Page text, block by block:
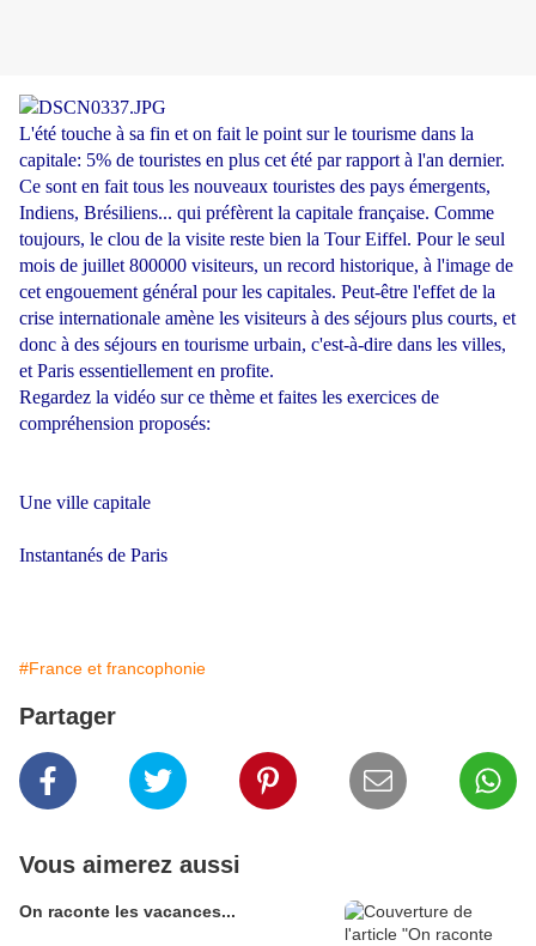
L'été touche à sa fin et on fait le point sur le tourisme dans la
capitale: 5% de touristes en plus cet été par rapport à l'an dernier.
Ce sont en fait tous les nouveaux touristes des pays émergents,
Indiens, Brésiliens... qui préfèrent la capitale française. Comme
toujours, le clou de la visite reste bien la Tour Eiffel. Pour le seul
mois de juillet 800000 visiteurs, un record historique, à l'image de
cet engouement général pour les capitales. Peut-être l'effet de la
crise internationale amène les visiteurs à des séjours plus courts, et
donc à des séjours en tourisme urbain, c'est-à-dire dans les villes,
et Paris essentiellement en profite.
Regardez la vidéo sur ce thème et faites les exercices de
compréhension proposés:
Une ville capitale
Instantanés de Paris
#France et francophonie
Partager
Vous aimerez aussi
On raconte les vacances...